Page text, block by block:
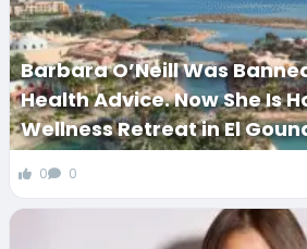
Barbara O’Neill Was
Health Advice. Now She Is
Wellness Retreat in El
0 0